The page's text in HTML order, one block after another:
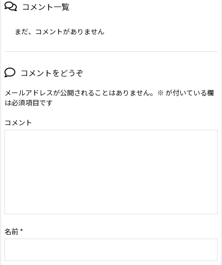
コメント一覧
まだ、コメントがありません
コメントをどうぞ
メールアドレスが公開されることはありません。 ※ が付いている欄
は必須項目です
コメント
名前 *